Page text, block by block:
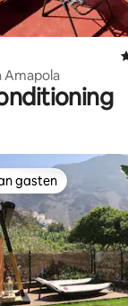
van 5 op 5, 24
Amapola
gasten
gasten